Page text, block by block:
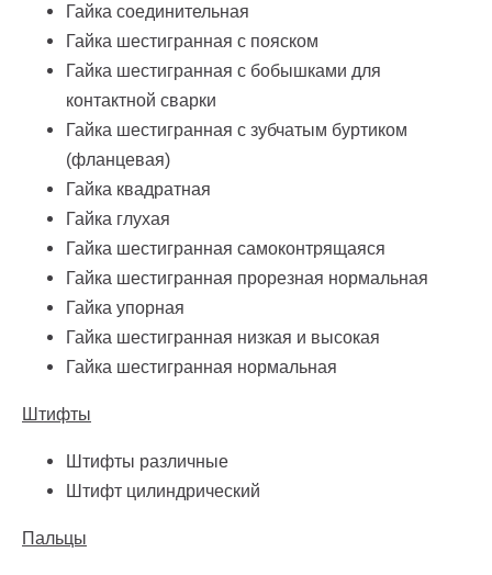
Гайка соединительная
Гайка шестигранная с пояском
Гайка шестигранная с бобышками для
контактной сварки
Гайка шестигранная с зубчатым буртиком
(фланцевая)
Гайка квадратная
Гайка глухая
Гайка шестигранная самоконтрящаяся
Гайка шестигранная прорезная нормальная
Гайка упорная
Гайка шестигранная низкая и высокая
Гайка шестигранная нормальная
Штифты
Штифты различные
Штифт цилиндрический
Пальцы